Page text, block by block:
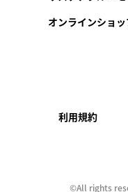
オンラインショ
利用規約
©︎All rights